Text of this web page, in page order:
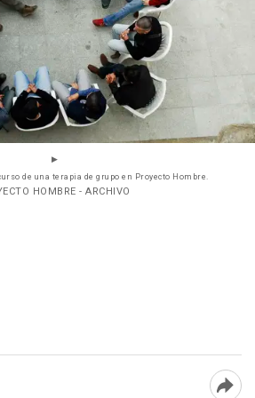
de una terapia de grupo en Proyecto Hombre.
HOMBRE - ARCHIVO